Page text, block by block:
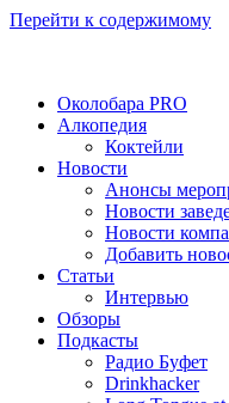
Перейти к содержимому
Околобара PRO
Алкопедия
Коктейли
Новости
Анонсы
Новости
Новости
Добавить
Статьи
Интервью
Обзоры
Подкасты
Радио Буфет
Drinkhacker